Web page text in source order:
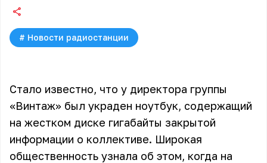
# Новости радиостанции
Стало известно, что у директора группы
«Винтаж» был украден ноутбук, содержащий
на жестком диске гигабайты закрытой
информации о коллективе. Широкая
общественность узнала об этом, когда на